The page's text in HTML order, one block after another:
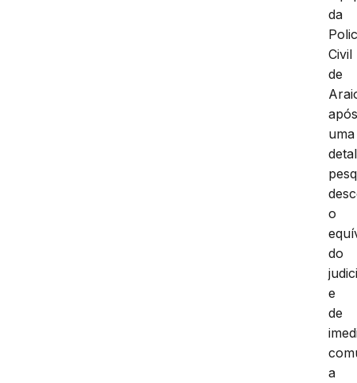
da
Civil
de
uma
o
do
e
de
a